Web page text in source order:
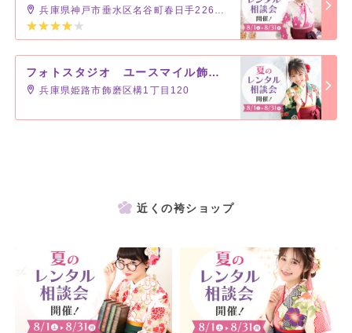
兵庫県神戸市垂水区名谷町春日手2268-1
フォトスタジオ ユースマイル飾磨店
兵庫県姫路市飾磨区構1丁目120
近くの袴ショップ